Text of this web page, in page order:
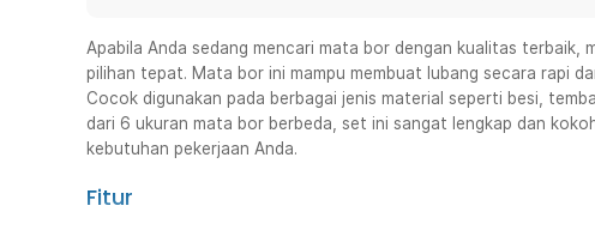
Toko Tangerang
Toko Cikupa
Pick n Go Jakarta Barat
Senin - Jumat
Pick n Go Bekasi
Apabila Anda sedang mencari mata bor dengan kualitas terbaik,
pilihan tepat. Mata bor ini mampu membuat lubang secara rapi
Cocok digunakan pada berbagai jenis material seperti besi,
dari 6 ukuran mata bor berbeda, set ini sangat lengkap dan
kebutuhan pekerjaan Anda.
Fitur